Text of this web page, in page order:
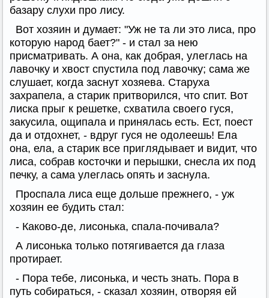
базару слухи про лису.
Вот хозяин и думает: "Уж не та ли это лиса, про
которую народ бает?" - и стал за нею
присматривать. А она, как добрая, улеглась на
лавочку и хвост спустила под лавочку; сама же
слушает, когда заснут хозяева. Старуха
захрапела, а старик притворился, что спит. Вот
лиска прыг к решетке, схватила своего гуся,
закусила, ощипала и принялась есть. Ест, поест
да и отдохнет, - вдруг гуся не одолеешь! Ела
она, ела, а старик все приглядывает и видит, что
лиса, собрав косточки и перышки, снесла их под
печку, а сама улеглась опять и заснула.
Проспала лиса еще дольше прежнего, - уж
хозяин ее будить стал:
- Каково-де, лисонька, спала-почивала?
А лисонька только потягивается да глаза
протирает.
- Пора тебе, лисонька, и честь знать. Пора в
путь собираться, - сказал хозяин, отворяя ей